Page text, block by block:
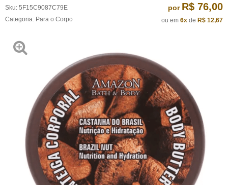
Sku: 5F15C9087C79E
Categoria: Para o Corpo
por R$ 76,00
ou em 6x de R$ 12,67